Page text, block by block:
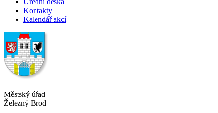
Kontakty
Kalendář akcí
Městský úřad
Železný Brod